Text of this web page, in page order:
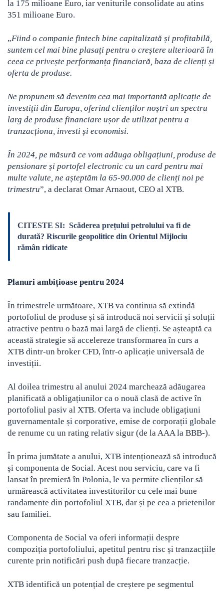
la 175 milioane Euro, iar veniturile consolidate au atins
351 milioane Euro.
„Fiind o companie fintech bine capitalizată și profitabilă,
suntem cel mai bine plasați pentru o creștere ulterioară în
ceea ce privește performanța financiară, baza de clienți și
oferta de produse.
Ne propunem să devenim cea mai importantă aplicație de
investiții din Europa, oferind clienților noștri un spectru
larg de produse financiare ușor de utilizat pentru a
tranzacționa, investi și economisi.
În 2024, pe măsură ce vom adăuga obligațiuni, produse de
pensionare și portofel electronic cu un card pentru mai
multe valute, ne așteptăm la 65-90.000 de clienți noi pe
trimestru”, a declarat Omar Arnaout, CEO al XTB.
CITESTE SI: Scăderea prețului petrolului va fi de
durată? Riscurile geopolitice din Orientul Mijlociu
rămân ridicate
Planuri ambițioase pentru 2024
În trimestrele următoare, XTB va continua să extindă
portofoliul de produse și să introducă noi servicii și soluții
atractive pentru o bază mai largă de clienți. Se așteaptă ca
această strategie să accelereze transformarea în curs a
XTB dintr-un broker CFD, într-o aplicație universală de
investiții.
Al doilea trimestru al anului 2024 marchează adăugarea
planificată a obligațiunilor ca o nouă clasă de active în
portofoliul pasiv al XTB. Oferta va include obligațiuni
guvernamentale și corporative, emise de corporații globale
de renume cu un rating relativ sigur (de la AAA la BBB-).
În prima jumătate a anului, XTB intenționează să introducă
și componenta de Social. Acest nou serviciu, care va fi
lansat în premieră în Polonia, le va permite clienților să
urmărească activitatea investitorilor cu cele mai bune
randamente din portofoliul XTB, dar și pe cea a prietenilor
sau familiei.
Componenta de Social va oferi informații despre
compoziția portofoliului, apetitul pentru risc și tranzacțiile
curente prin notificări push după fiecare tranzacție.
XTB identifică un potențial de creștere pe segmentul